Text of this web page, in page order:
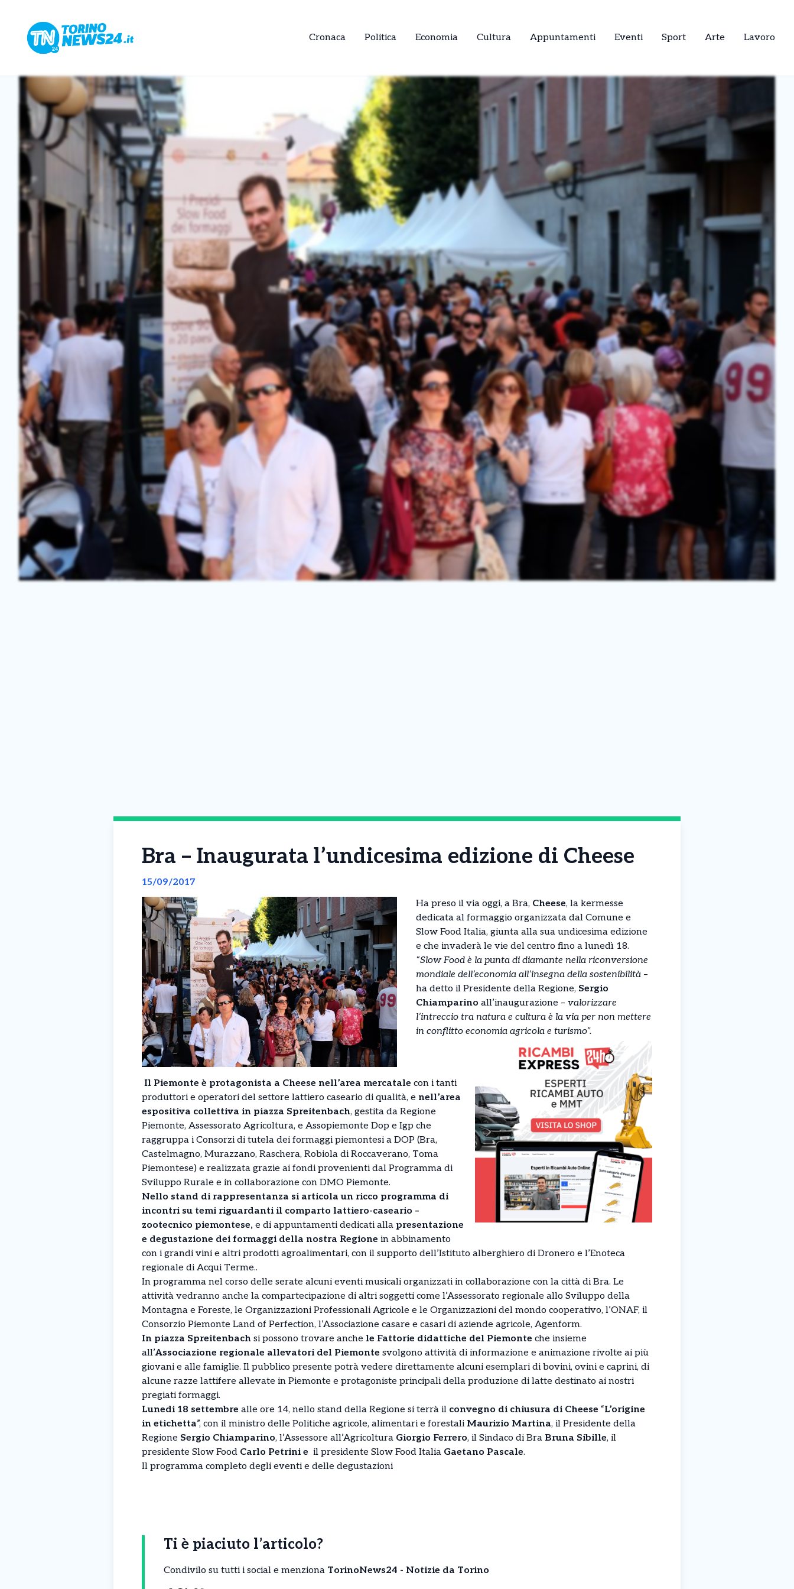
Cronaca Politica Economia Cultura Appuntamenti Eventi Sport Arte Lavoro
Bra – Inaugurata l’undicesima edizione di Cheese
15/09/2017
Ha preso il via oggi, a Bra, Cheese, la kermesse
dedicata al formaggio organizzata dal Comune e
Slow Food Italia, giunta alla sua undicesima edizione
e che invaderà le vie del centro fino a lunedì 18.
“Slow Food è la punta di diamante nella riconversione
mondiale dell’economia all’insegna della sostenibilità –
ha detto il Presidente della Regione, Sergio
Chiamparino all’inaugurazione – valorizzare
l’intreccio tra natura e cultura è la via per non mettere
in conflitto economia agricola e turismo”.
Il Piemonte è protagonista a Cheese nell’area mercatale con i tanti
produttori e operatori del settore lattiero caseario di qualità, e nell’area
espositiva collettiva in piazza Spreitenbach, gestita da Regione
Piemonte, Assessorato Agricoltura, e Assopiemonte Dop e Igp che
raggruppa i Consorzi di tutela dei formaggi piemontesi a DOP (Bra,
Castelmagno, Murazzano, Raschera, Robiola di Roccaverano, Toma
Piemontese) e realizzata grazie ai fondi provenienti dal Programma di
Sviluppo Rurale e in collaborazione con DMO Piemonte.
Nello stand di rappresentanza si articola un ricco programma di
incontri su temi riguardanti il comparto lattiero-caseario –
zootecnico piemontese, e di appuntamenti dedicati alla presentazione
e degustazione dei formaggi della nostra Regione in abbinamento
con i grandi vini e altri prodotti agroalimentari, con il supporto dell’Istituto alberghiero di Dronero e l’Enoteca
regionale di Acqui Terme..
In programma nel corso delle serate alcuni eventi musicali organizzati in collaborazione con la città di Bra. Le
attività vedranno anche la compartecipazione di altri soggetti come l’Assessorato regionale allo Sviluppo della
Montagna e Foreste, le Organizzazioni Professionali Agricole e le Organizzazioni del mondo cooperativo, l’ONAF, il
Consorzio Piemonte Land of Perfection, l’Associazione casare e casari di aziende agricole, Agenform.
In piazza Spreitenbach si possono trovare anche le Fattorie didattiche del Piemonte che insieme
all’Associazione regionale allevatori del Piemonte svolgono attività di informazione e animazione rivolte ai più
giovani e alle famiglie. Il pubblico presente potrà vedere direttamente alcuni esemplari di bovini, ovini e caprini, di
alcune razze lattifere allevate in Piemonte e protagoniste principali della produzione di latte destinato ai nostri
pregiati formaggi.
Lunedi 18 settembre alle ore 14, nello stand della Regione si terrà il convegno di chiusura di Cheese “L’origine
in etichetta”, con il ministro delle Politiche agricole, alimentari e forestali Maurizio Martina, il Presidente della
Regione Sergio Chiamparino, l’Assessore all’Agricoltura Giorgio Ferrero, il Sindaco di Bra Bruna Sibille, il
presidente Slow Food Carlo Petrini e il presidente Slow Food Italia Gaetano Pascale.
Il programma completo degli eventi e delle degustazioni
Ti è piaciuto l’articolo?
Condivilo su tutti i social e menziona TorinoNews24 - Notizie da Torino